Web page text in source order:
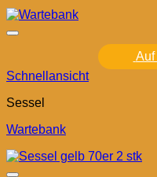
Schnellansicht
Sessel
Wartebank